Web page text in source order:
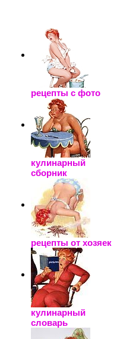
рецепты с фото
кулинарный
сборник
рецепты от хозяек
кулинарный
словарь